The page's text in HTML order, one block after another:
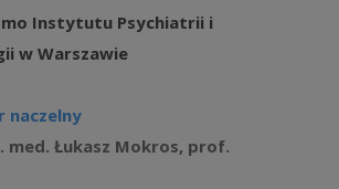
Instytutu Psychiatrii i
w Warszawie
naczelny
med. Łukasz Mokros, prof.